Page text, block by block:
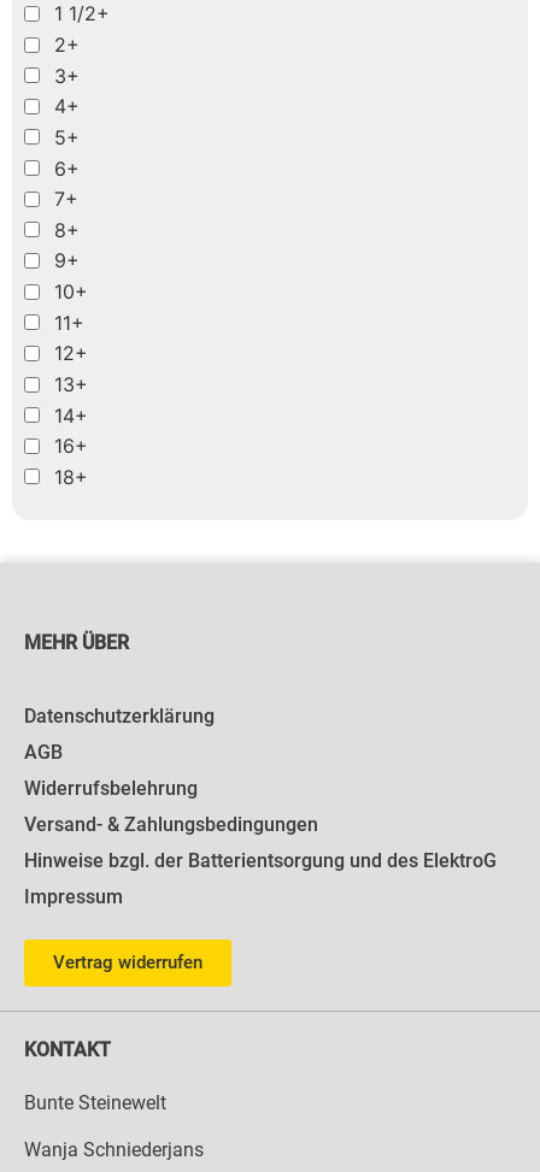
1 1/2+
2+
3+
4+
5+
6+
7+
8+
9+
10+
11+
12+
13+
14+
16+
18+
MEHR ÜBER
Datenschutzerklärung
AGB
Widerrufsbelehrung
Versand- & Zahlungsbedingungen
Hinweise bzgl. der Batterientsorgung und des ElektroG
Impressum
Vertrag widerrufen
KONTAKT
Bunte Steinewelt
Wanja Schniederjans